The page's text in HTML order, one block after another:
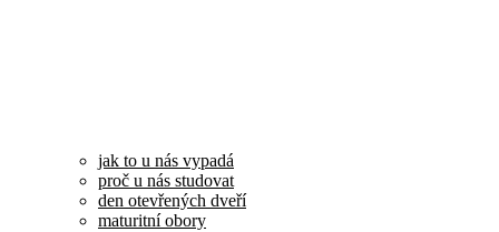
jak to u nás vypadá
proč u nás studovat
den otevřených dveří
maturitní obory